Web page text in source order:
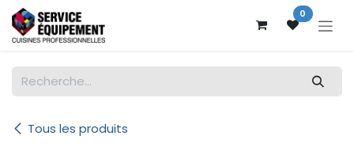
Se rendre au contenu 0
Tous les produits